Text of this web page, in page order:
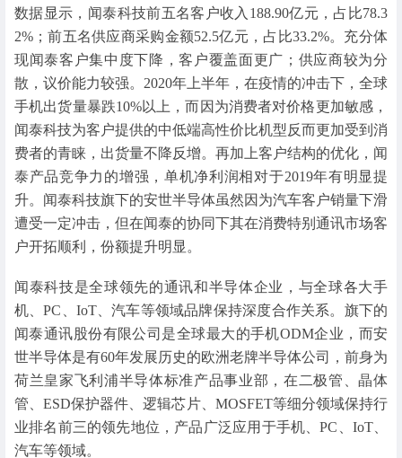
数据显示，闻泰科技前五名客户收入188.90亿元，占比78.3
2%；前五名供应商采购金额52.5亿元，占比33.2%。充分体
现闻泰客户集中度下降，客户覆盖面更广；供应商较为分
散，议价能力较强。2020年上半年，在疫情的冲击下，全球
手机出货量暴跌10%以上，而因为消费者对价格更加敏感，
闻泰科技为客户提供的中低端高性价比机型反而更加受到消
费者的青睐，出货量不降反增。再加上客户结构的优化，闻
泰产品竞争力的增强，单机净利润相对于2019年有明显提
升。闻泰科技旗下的安世半导体虽然因为汽车客户销量下滑
遭受一定冲击，但在闻泰的协同下其在消费特别通讯市场客
户开拓顺利，份额提升明显。
闻泰科技是全球领先的通讯和半导体企业，与全球各大手
机、PC、IoT、汽车等领域品牌保持深度合作关系。旗下的
闻泰通讯股份有限公司是全球最大的手机ODM企业，而安
世半导体是有60年发展历史的欧洲老牌半导体公司，前身为
荷兰皇家飞利浦半导体标准产品事业部，在二极管、晶体
管、ESD保护器件、逻辑芯片、MOSFET等细分领域保持行
业排名前三的领先地位，产品广泛应用于手机、PC、IoT、
汽车等领域。